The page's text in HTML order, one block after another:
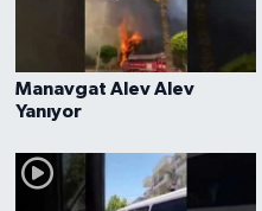
Manavgat Alev Alev
Yanıyor